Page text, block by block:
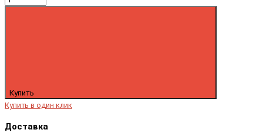
Купить
Купить в один клик
Доставка